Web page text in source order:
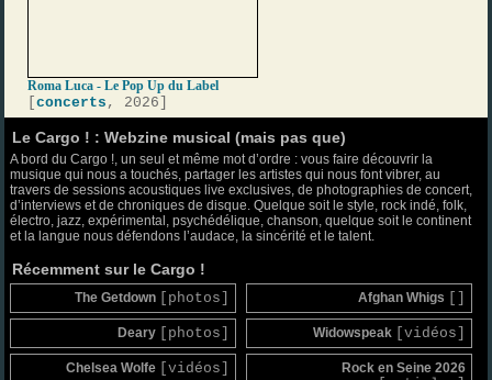
Roma Luca - Le Pop Up du Label
[concerts , 2026]
Le Cargo ! : Webzine musical (mais pas que)
A bord du Cargo !, un seul et même mot d’ordre : vous faire découvrir la
musique qui nous a touchés, partager les artistes qui nous font vibrer, au
travers de sessions acoustiques live exclusives, de photographies de concert,
d’interviews et de chroniques de disque. Quelque soit le style, rock indé, folk,
électro, jazz, expérimental, psychédélique, chanson, quelque soit le continent
et la langue nous défendons l’audace, la sincérité et le talent.
Récemment sur le Cargo !
The Getdown [photos] Afghan Whigs
Deary [photos] Widowspeak [vidéos]
Chelsea Wolfe [vidéos] Rock en Seine 2026